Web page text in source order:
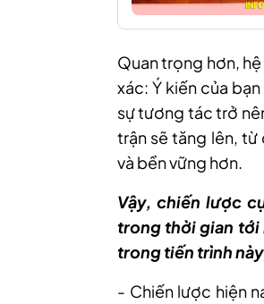
Quan trọng hơn,
xác: Ý kiến của
sự tương tác trở
trận sẽ tăng lên,
và bền vững hơn.
Vậy, chiến lược
trong thời gian tới
trong tiến trình
- Chiến lược hiện